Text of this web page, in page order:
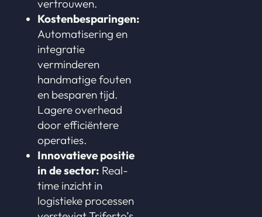
vertrouwen.
Kostenbesparingen:
Automatisering en
integratie
verminderen
handmatige fouten
en besparen tijd.
Lagere overhead
door efficiëntere
operaties.
Innovatieve positie
in de sector: Real-
time inzicht in
logistieke processen